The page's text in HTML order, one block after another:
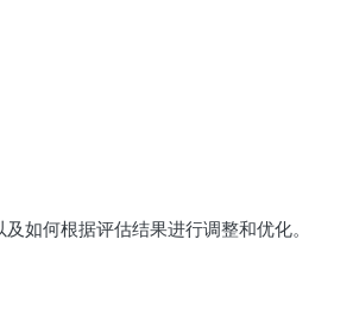
如何根据评估结果进行调整和优化。